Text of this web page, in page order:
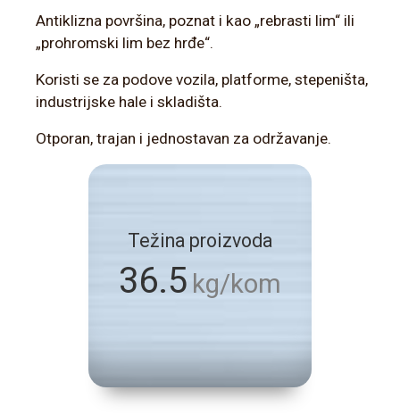
Antiklizna površina, poznat i kao „rebrasti lim“ ili
„prohromski lim bez hrđe“.
Koristi se za podove vozila, platforme, stepeništa,
industrijske hale i skladišta.
Otporan, trajan i jednostavan za održavanje.
Težina proizvoda
36.5 kg/kom